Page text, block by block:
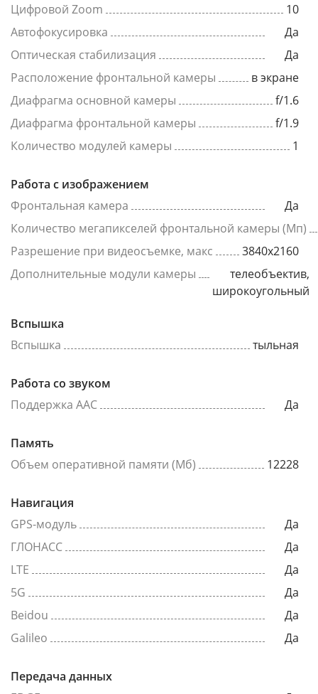
Цифровой Zoom
10
Автофокусировка
Да
Оптическая стабилизация
Да
Расположение фронтальной камеры
в экране
Диафрагма основной камеры
f/1.6
Диафрагма фронтальной камеры
f/1.9
Количество модулей камеры
1
Работа с изображением
Фронтальная камера
Да
Количество мегапикселей фронтальной камеры (Мп)
Разрешение при видеосъемке, макс
3840x2160
Дополнительные модули камеры
телеобъектив,
широкоугольный
Вспышка
Вспышка
тыльная
Работа со звуком
Поддержка AAC
Да
Память
Объем оперативной памяти (Мб)
12228
Навигация
GPS-модуль
Да
ГЛОНАСС
Да
LTE
Да
5G
Да
Beidou
Да
Galileo
Да
Передача данных